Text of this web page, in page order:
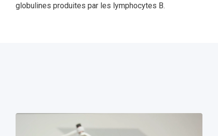
globulines produites par les lymphocytes B.